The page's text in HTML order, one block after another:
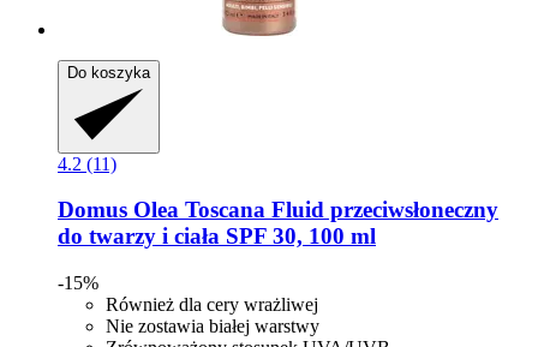
Do koszyka
4.2 (11)
Domus Olea Toscana Fluid przeciwsłoneczny
do twarzy i ciała SPF 30, 100 ml
-15%
Również dla cery wrażliwej
Nie zostawia białej warstwy